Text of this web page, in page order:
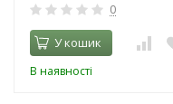
0
У кошик
В наявності